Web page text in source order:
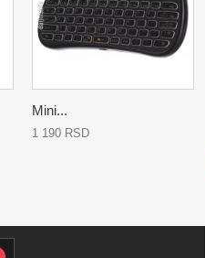
Mini...
1 190 RSD